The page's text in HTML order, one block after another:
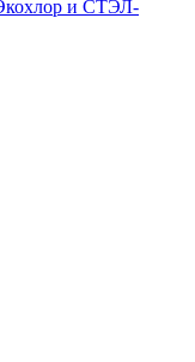
и СТЭЛ-